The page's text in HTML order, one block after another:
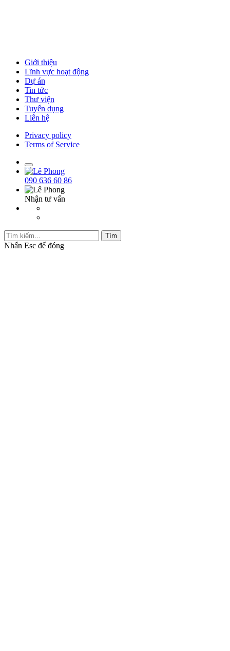
Giới thiệu
Lĩnh vực hoạt động
Dự án
Tin tức
Thư viện
Tuyển dụng
Liên hệ
Privacy policy
Terms of Service
090 636 60 86
Nhận tư vấn
Tìm
Nhấn Esc để đóng